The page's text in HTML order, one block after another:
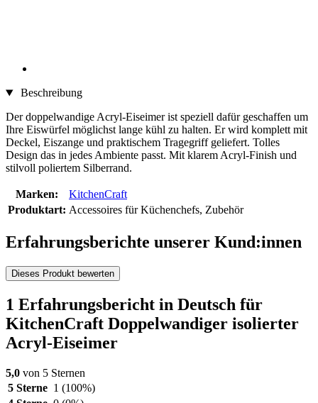
Beschreibung
Der doppelwandige Acryl-Eiseimer ist speziell dafür geschaffen um
Ihre Eiswürfel möglichst lange kühl zu halten. Er wird komplett mit
Deckel, Eiszange und praktischem Tragegriff geliefert. Tolles
Design das in jedes Ambiente passt. Mit klarem Acryl-Finish und
stilvoll poliertem Silberrand.
Marken:
KitchenCraft
Produktart: Accessoires für Küchenchefs, Zubehör
Erfahrungsberichte unserer Kund:innen
Dieses Produkt bewerten
1 Erfahrungsbericht in Deutsch für
KitchenCraft Doppelwandiger isolierter
Acryl-Eiseimer
5,0 von 5 Sternen
5 Sterne 1 (100%)